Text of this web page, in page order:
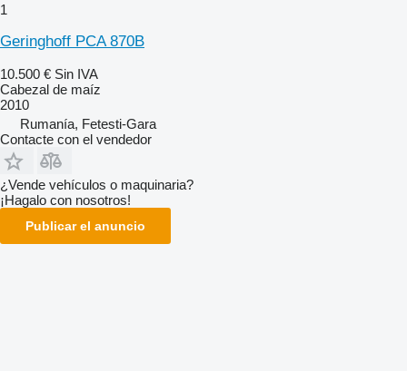
1
Geringhoff PCA 870B
10.500 € Sin IVA
Cabezal de maíz
2010
Rumanía, Fetesti-Gara
Contacte con el vendedor
¿Vende vehículos o maquinaria?
¡Hagalo con nosotros!
Publicar el anuncio